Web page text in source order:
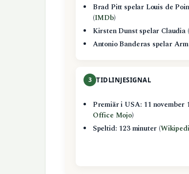
Brad Pitt spelar Louis de
(IMDb)
Kirsten Dunst spelar Claudia (
Antonio Banderas spelar
3 TIDLINJESIGNAL
Premiär i USA: 11 november
Office Mojo)
Speltid: 123 minuter (